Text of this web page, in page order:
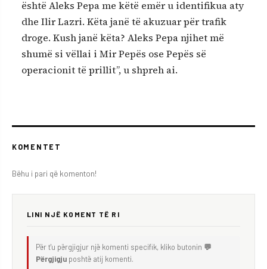
është Aleks Pepa me këtë emër u identifikua aty
dhe Ilir Lazri. Këta janë të akuzuar për trafik
droge. Kush janë këta? Aleks Pepa njihet më
shumë si vëllai i Mir Pepës ose Pepës së
operacionit të prillit”, u shpreh ai.
KOMENTET
Bëhu i pari që komenton!
LINI NJË KOMENT TË RI
Për t'u përgjigjur një komenti specifik, kliko butonin 💬
Përgjigju poshtë atij komenti.